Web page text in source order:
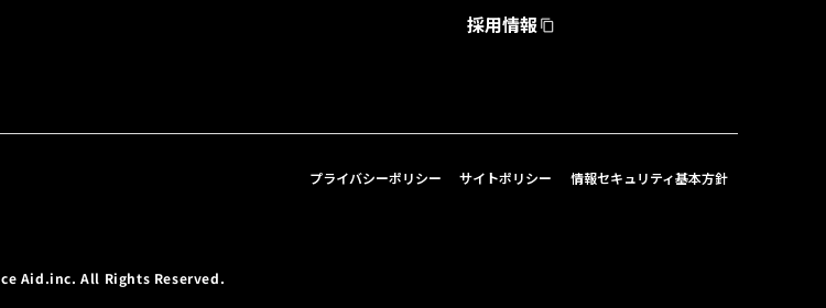
採用情報 content_copy
プライバシーポリシー サイトポリシー 情報セキュリティ基本方針
Aid.inc. All Rights Reserved.